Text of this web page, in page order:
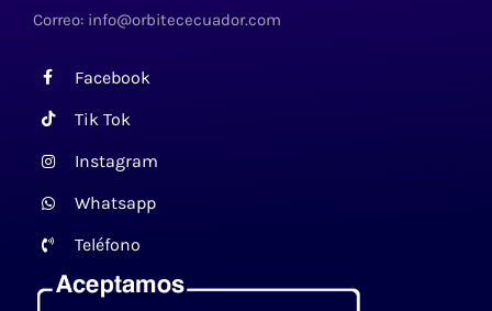
Correo: info@orbitececuador.com
Facebook
Tik Tok
Instagram
Whatsapp
Teléfono